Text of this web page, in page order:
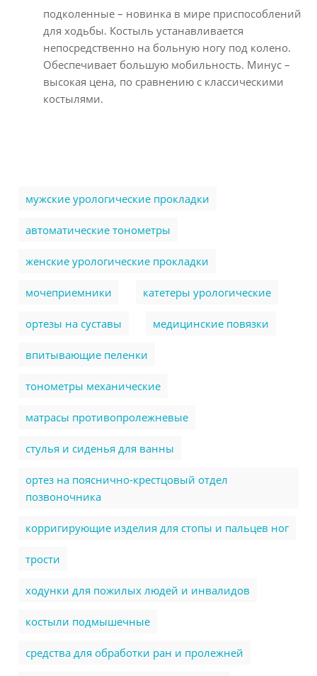
подколенные – новинка в мире приспособлений
для ходьбы. Костыль устанавливается
непосредственно на больную ногу под колено.
Обеспечивает большую мобильность. Минус –
высокая цена, по сравнению с классическими
костылями.
мужские урологические прокладки
автоматические тонометры
женские урологические прокладки
мочеприемники катетеры урологические
ортезы на суставы медицинские повязки
впитывающие пеленки
тонометры механические
матрасы противопролежневые
стулья и сиденья для ванны
ортез на пояснично-крестцовый отдел
позвоночника
корригирующие изделия для стопы и пальцев ног
трости
ходунки для пожилых людей и инвалидов
костыли подмышечные
cредства для обработки ран и пролежней